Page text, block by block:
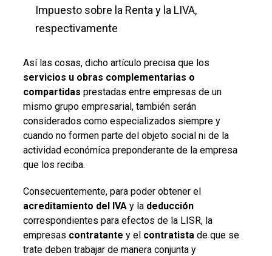
Impuesto sobre la Renta y la LIVA,
respectivamente
Así las cosas, dicho artículo precisa que los
servicios u obras complementarias o
compartidas prestadas entre empresas de un
mismo grupo empresarial, también serán
considerados como especializados siempre y
cuando no formen parte del objeto social ni de la
actividad económica preponderante de la empresa
que los reciba.
Consecuentemente, para poder obtener el
acreditamiento del IVAy la deducción
correspondientes para efectos de la LISR, la
empresas contratante y el contratista de que se
trate deben trabajar de manera conjunta y